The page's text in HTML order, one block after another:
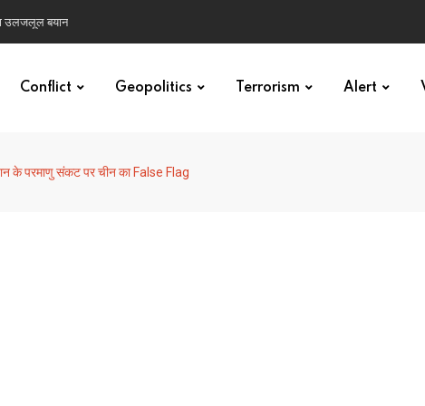
हुंकार
Conflict Geopolitics Terrorism Alert
के परमाणु संकट पर चीन का False Flag